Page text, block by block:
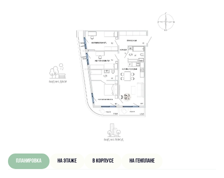
Планировка На этаже В корпусе На генплане